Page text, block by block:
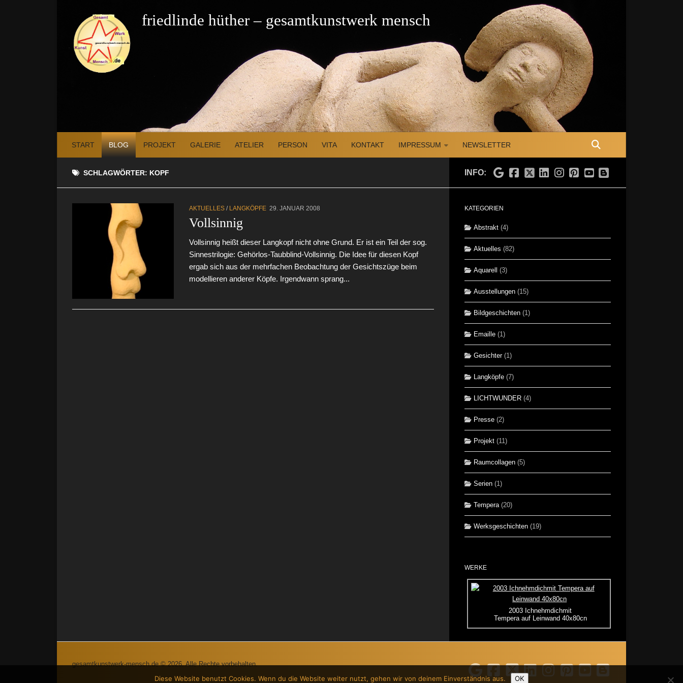
Zum Inhalt springen friedlinde hüther – gesamtkunstwerk mensch
START BLOG PROJEKT GALERIE ATELIER PERSON VITA KONTAKT IMPRESSUM NEWSLETTER
SCHLAGWÖRTER: KOPF
AKTUELLES / LANGKÖPFE 29. JANUAR 2008
Vollsinnig
Vollsinnig heißt dieser Langkopf nicht ohne Grund. Er ist ein Teil der sog.
Sinnestrilogie: Gehörlos-Taubblind-Vollsinnig. Die Idee für diesen Kopf
ergab sich aus der mehrfachen Beobachtung der Gesichtszüge beim
modellieren anderer Köpfe. Irgendwann sprang...
INFO:
KATEGORIEN
Abstrakt (4)
Aktuelles (82)
Aquarell (3)
Ausstellungen (15)
Bildgeschichten (1)
Emaille (1)
Gesichter(1)
Langköpfe (7)
LICHTWUNDER (4)
Presse (2)
Projekt (11)
Raumcollagen (5)
Serien (1)
Tempera(20)
Werksgeschichten (19)
WERKE
2003 Ichnehmdichmit
Tempera auf Leinwand 40x80cn
gesamtkunstwerk-mensch.de © 2026. Alle Rechte vorbehalten.
Diese Website benutzt Cookies. Wenn du die Website weiter nutzt, gehen wir von deinem Einverständnis aus. OK